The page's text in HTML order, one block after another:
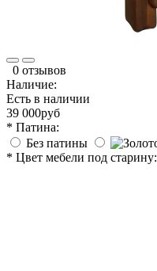
0 отзывов
Наличие:
Есть в наличии
39 000руб
* Патина:
Без патины
* Цвет мебели под старину: